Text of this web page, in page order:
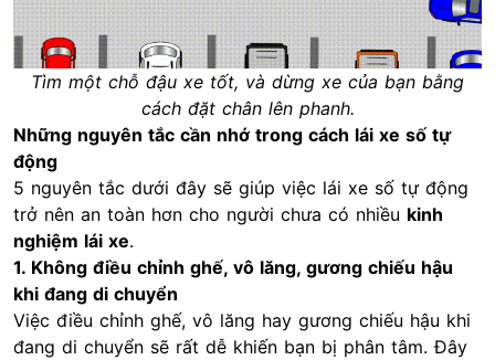
Tìm một chỗ đậu xe tốt, và dừng xe của bạn bằng
cách đặt chân lên phanh.
Những nguyên tắc cần nhớ trong cách lái xe số tự
động
5 nguyên tắc dưới đây sẽ giúp việc lái xe số tự động
trở nên an toàn hơn cho người chưa có nhiều kinh
nghiệm lái xe.
1. Không điều chỉnh ghế, vô lăng, gương chiếu hậu
khi đang di chuyển
Việc điều chỉnh ghế, vô lăng hay gương chiếu hậu khi
đang di chuyển sẽ rất dễ khiến bạn bị phân tâm. Đây